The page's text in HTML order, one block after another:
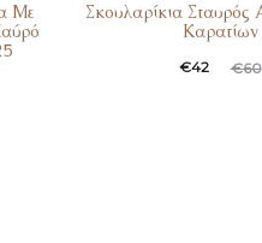
Με
Σκουλαρίκια
Καρατίων
€60
€42